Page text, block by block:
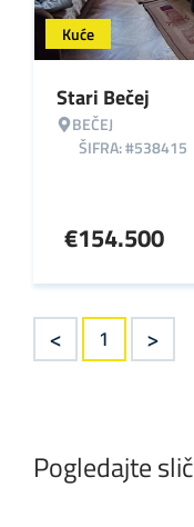
Kuće
Stari Bečej
BEČEJ
ŠIFRA: #538415
€154.500
< 1 >
Pogledajte